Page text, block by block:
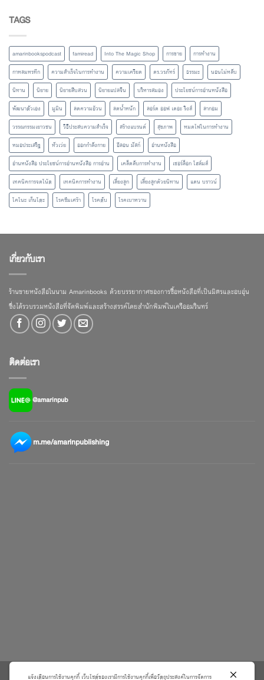
TAGS
amarinbookspodcast famiread Into The Magic Shop การขาย
การทำงาน
กาหลมหรทึก
ความสำเร็จในการทำงาน ความเครียด ดร.วรภัทร์ ธรรมะ
นอนไม่หลับ
นิทาน
นิยาย นิยายสืบสวน นิยายแปลจีน บริหารสมอง
ประโยชน์การอ่านหนังสือ
พัฒนาตัวเอง
มูมิน ลดความอ้วน ลดน้ำหนัก ลอร์ด ออฟ เดอะ ริงส์
ลากอม
วรรณกรรมเยาวชน
วิธีประสบความสำเร็จ สร้างแบรนด์ สุขภาพ
หมดไฟในการทำงาน
หมอประเสริฐ
หัวเว่ย ออกกำลังกาย อีลอน มัสก์
อ่านหนังสือ
อ่านหนังสือ ประโยชน์การอ่านหนังสือ การอ่าน
เคล็ดลับการทำงาน
เชอร์ล็อก โฮล์มส์
เทคนิคการจดโน้ต
เทคนิคการทำงาน เลี้ยงลูก เลี้ยงลูกด้วยนิทาน
แดน บราวน์
โคโนะ เก็นโตะ
โรคซึมเศร้า โรคตับ โรคเบาหวาน
เกี่ยวกับเรา
ร้านขายหนังสือในนาม Amarinbooks ด้วยบรรยากาศของการซื้อหนังสือที่เป็นมิตรและอบอุ่น
ซึ่งได้รวบรวมหนังสือที่จัดพิมพ์และสร้างสรรค์โดยสำนักพิมพ์ในเครืออมรินทร์
ติดต่อเรา
@amarinpub
m.me/amarinpublishing
แจ้งเตือนการใช้งานคุกกี้ เว็บไซต์ของเรามีการใช้งานคุกกี้เพื่อวัตถุประสงค์ในการจัดการ